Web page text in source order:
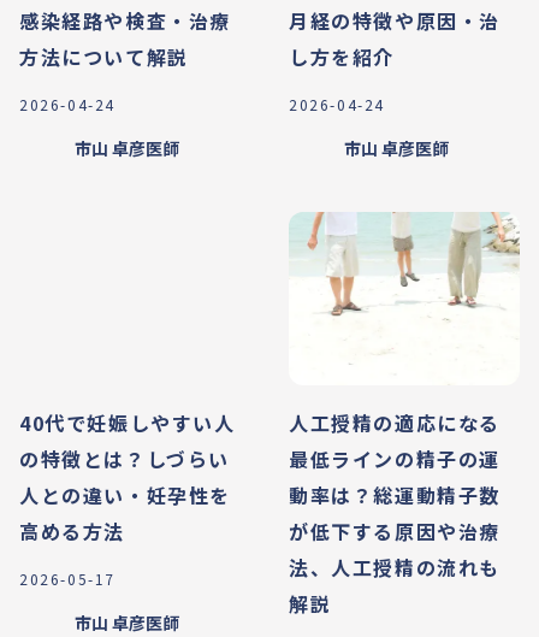
感染経路や検査・治療
方法について解説
2026-04-24
市山 卓彦医師
月経の特徴や原因・治
し方を紹介
2026-04-24
市山 卓彦医師
40代で妊娠しやすい人
の特徴とは？しづらい
人との違い・妊孕性を
高める方法
2026-05-17
市山 卓彦医師
人工授精の適応になる
最低ラインの精子の運
動率は？総運動精子数
が低下する原因や治療
法、人工授精の流れも
解説